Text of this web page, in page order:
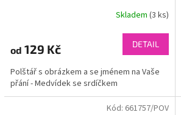
Skladem (3 ks)
od 129 Kč DETAIL
Polštář s obrázkem a se jménem na Vaše
přání - Medvídek se srdíčkem
Kód: 661757/POV